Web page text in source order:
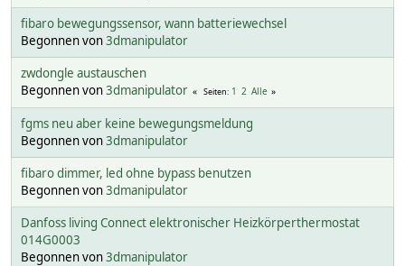
fibaro bewegungssensor, wann batteriewechsel
Begonnen von3dmanipulator
zwdongle austauschen
Begonnen von3dmanipulator Seiten 1 2 Alle
fgms neu aber keine bewegungsmeldung
Begonnen von3dmanipulator
fibaro dimmer, led ohne bypass benutzen
Begonnen von3dmanipulator
Danfoss living Connect elektronischer Heizkörperthermostat
014G0003
Begonnen von3dmanipulator